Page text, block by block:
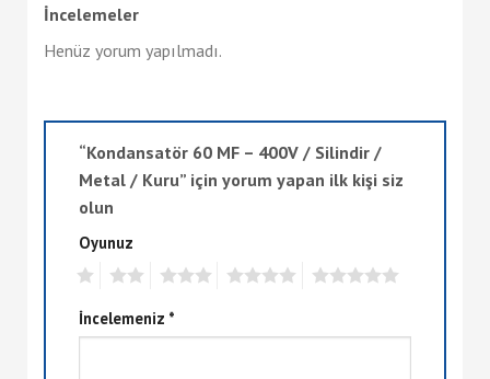
İncelemeler
Henüz yorum yapılmadı.
“Kondansatör 60 MF – 400V / Silindir /
Metal / Kuru” için yorum yapan ilk kişi siz
olun
Oyunuz
İncelemeniz *